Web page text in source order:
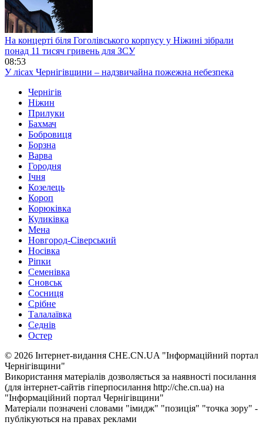
На концерті біля Гоголівського корпусу у Ніжині зібрали
понад 11 тисяч гривень для ЗСУ
08:53
У лісах Чернігівщини – надзвичайна пожежна небезпека
Чернігів
Ніжин
Прилуки
Бахмач
Бобровиця
Борзна
Варва
Городня
Ічня
Козелець
Короп
Корюківка
Куликівка
Мена
Новгород-Сіверський
Носівка
Ріпки
Семенівка
Сновськ
Сосниця
Срібне
Талалаївка
Седнів
Остер
© 2026 Інтернет-видання CHE.CN.UA "Інформаційний портал
Чернiгiвщини"
Використання матеріалів дозволяється за наявності посилання
(для інтернет-сайтів гіперпосилання http://che.cn.ua) на
"Інформаційний портал Чернiгiвщини"
Матеріали позначені словами "імидж" "позиція" "точка зору" -
публікуються на правах реклами